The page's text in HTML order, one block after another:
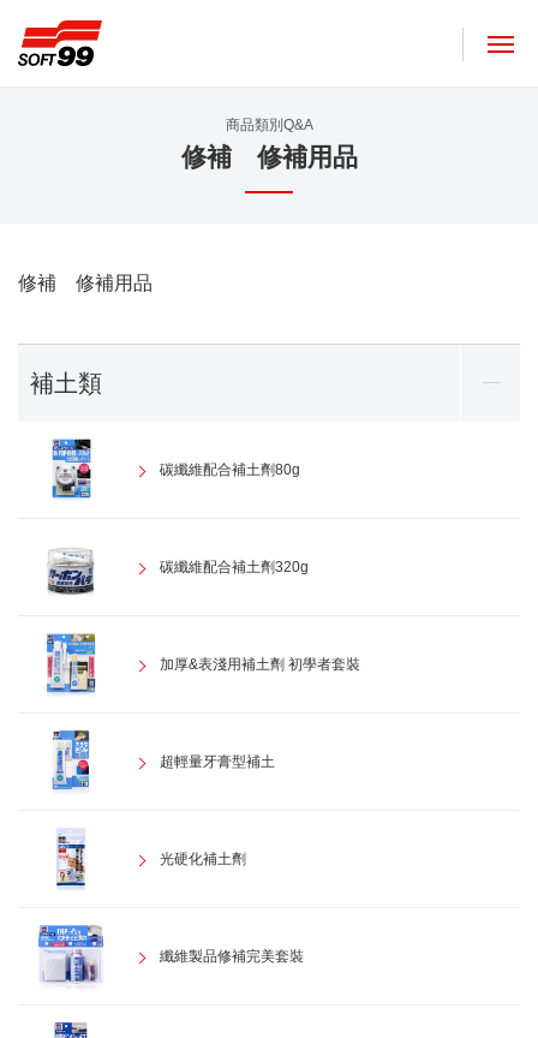
商品類別Q&A
修補 修補用品
修補 修補用品
補土類
碳纖維配合補土劑80g
碳纖維配合補土劑320g
加厚&表淺用補土劑 初學者套裝
超輕量牙膏型補土
光硬化補土劑
纖維製品修補完美套裝